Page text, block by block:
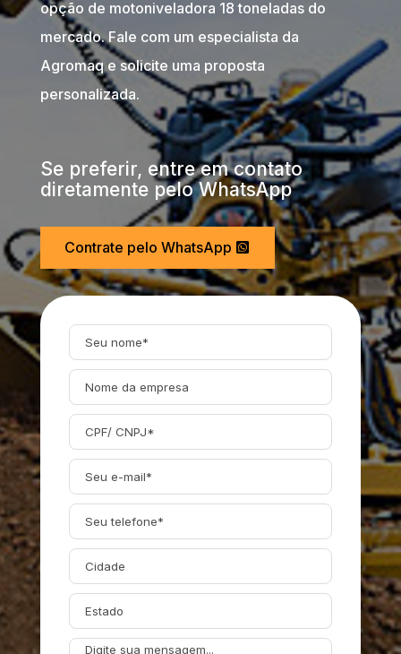
opção de motoniveladora 18 toneladas do
mercado. Fale com um especialista da
Agromaq e solicite uma proposta
personalizada.
Se preferir, entre em contato
diretamente pelo WhatsApp
Contrate pelo WhatsApp